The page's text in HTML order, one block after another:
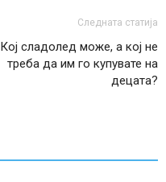
Следната статија
Кој сладолед може, а кој не
треба да им го купувате на
децата?